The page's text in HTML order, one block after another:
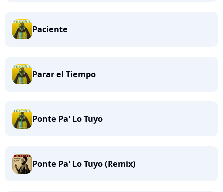
Paciente
Parar el Tiempo
Ponte Pa' Lo Tuyo
Ponte Pa' Lo Tuyo (Remix)